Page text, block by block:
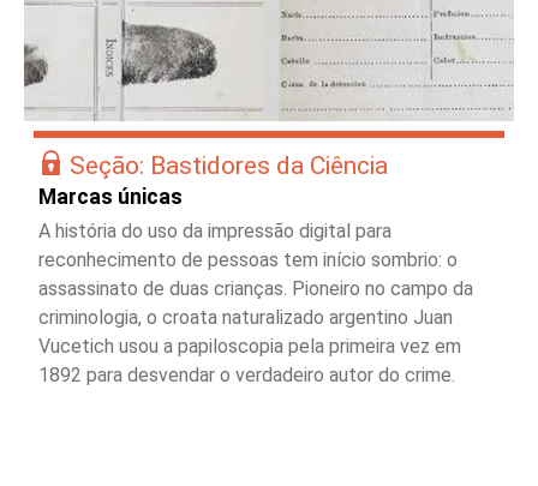
Seção: Bastidores da Ciência
Marcas únicas
A história do uso da impressão digital para
reconhecimento de pessoas tem início sombrio: o
assassinato de duas crianças. Pioneiro no campo da
criminologia, o croata naturalizado argentino Juan
Vucetich usou a papiloscopia pela primeira vez em
1892 para desvendar o verdadeiro autor do crime.